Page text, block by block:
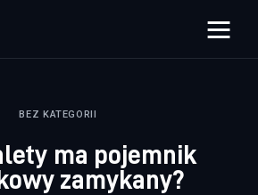
BEZ KATEGORII
ma pojemnik
zamykany?